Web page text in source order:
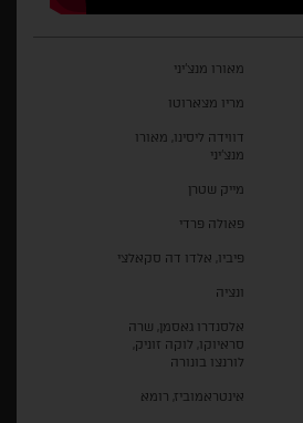
מאורו מנצ'יני
מריו מצארוטו
דווידה ליסינו, מאורו
מנצ'יני
מייק שטרן
פאולה פרדי
פיביו, אלדו דה סקאלצי
ונציה
אלסנדרו גאסמן, שרה
סראיוקו, לוקה זוניק,
לורנצו בונורה
אינטראמוביז, רומא